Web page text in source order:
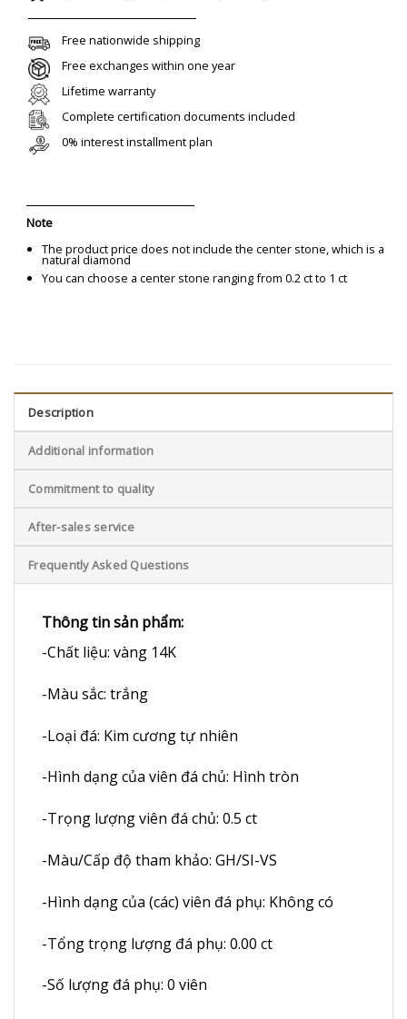
Free nationwide shipping
Free exchanges within one year
Lifetime warranty
Complete certification documents included
0% interest installment plan
Note
The product price does not include the center stone, which is a
natural diamond
You can choose a center stone ranging from 0.2 ct to 1 ct
Description
Additional information
Commitment to quality
After-sales service
Frequently Asked Questions
Thông tin sản phẩm:
-Chất liệu: vàng 14K
-Màu sắc: trắng
-Loại đá: Kim cương tự nhiên
-Hình dạng của viên đá chủ: Hình tròn
-Trọng lượng viên đá chủ: 0.5 ct
-Màu/Cấp độ tham khảo: GH/SI-VS
-Hình dạng của (các) viên đá phụ: Không có
-Tổng trọng lượng đá phụ: 0.00 ct
-Số lượng đá phụ: 0 viên